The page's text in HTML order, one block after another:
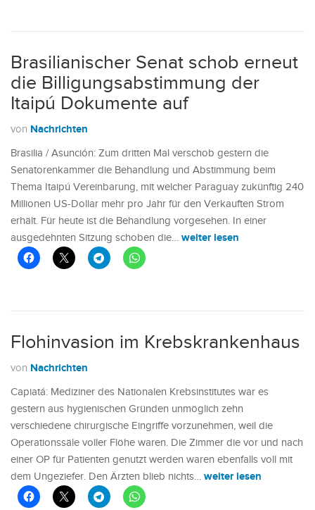
Brasilianischer Senat schob erneut
die Billigungsabstimmung der
Itaipú Dokumente auf
von Nachrichten
Brasilia / Asunción: Zum dritten Mal verschob gestern die
Senatorenkammer die Behandlung und Abstimmung beim
Thema Itaipú Vereinbarung, mit welcher Paraguay zukünftig 240
Millionen US-Dollar mehr pro Jahr für den Verkauften Strom
erhält. Für heute ist die Behandlung vorgesehen. In einer
ausgedehnten Sitzung schoben die… weiter lesen
Flohinvasion im Krebskrankenhaus
von Nachrichten
Capiatá: Mediziner des Nationalen Krebsinstitutes war es
gestern aus hygienischen Gründen unmöglich zehn
verschiedene chirurgische Eingriffe vorzunehmen, weil die
Operationssäle voller Flöhe waren. Die Zimmer die vor und nach
einer OP für Patienten genutzt werden waren ebenfalls voll mit
dem Ungeziefer. Den Ärzten blieb nichts… weiter lesen